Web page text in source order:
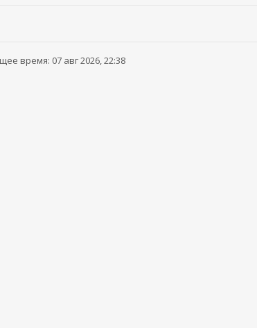
время: 07 авг 2026, 22:38